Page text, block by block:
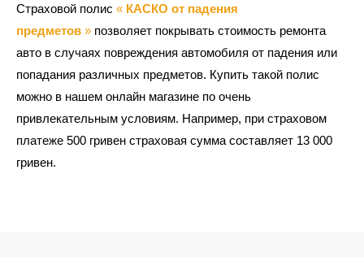
Страховой полис « КАСКО от падения
предметов » позволяет покрывать стоимость ремонта
авто в случаях повреждения автомобиля от падения или
попадания различных предметов. Купить такой полис
можно в нашем онлайн магазине по очень
привлекательным условиям. Например, при страховом
платеже 500 гривен страховая сумма составляет 13 000
гривен.